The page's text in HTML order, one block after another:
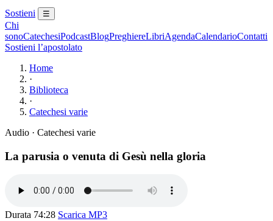
Sostieni ☰
Chi
sonoCatechesiPodcastBlogPreghiereLibriAgendaCalendarioContatti
Sostieni l’apostolato
Home
·
Biblioteca
·
Catechesi varie
Audio · Catechesi varie
La parusia o venuta di Gesù nella gloria
Durata 74:28 Scarica MP3